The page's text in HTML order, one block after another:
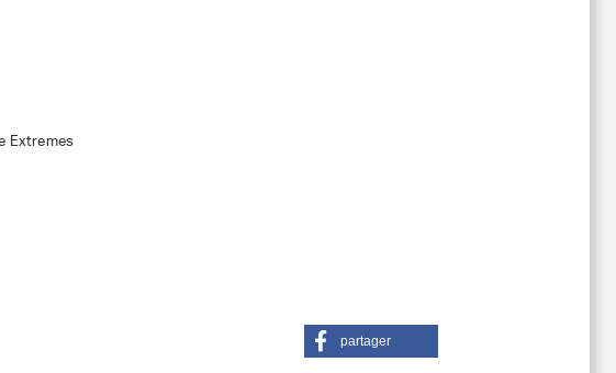
Extremes
partager